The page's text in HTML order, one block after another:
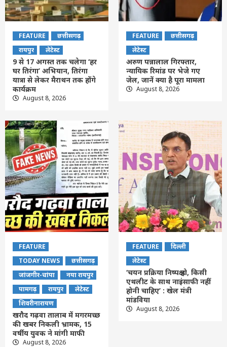
FEATURE
छत्तीसगढ़
रायपुर
लेटेस्ट
9 से 17 अगस्त तक चलेगा ‘हर
घर तिरंगा’ अभियान, तिरंगा
यात्रा से लेकर मैराथन तक होंगे
कार्यक्रम
August 8, 2026
FEATURE
छत्तीसगढ़
लेटेस्ट
अरुण पन्नालाल गिरफ्तार,
न्यायिक रिमांड पर भेजे गए
जेल, जानें क्या है पूरा मामला
August 8, 2026
FEATURE
TODAY NEWS
छत्तीसगढ़
जांजगीर-चांपा
नया रायपुर
पामगढ़
रायपुर
लेटेस्ट
शिवरीनारायण
खरौद गढ़वा तालाब में मगरमच्छ
की खबर निकली भ्रामक, 15
वर्षीय युवक ने मांगी माफी
August 8, 2026
FEATURE
दिल्ली
लेटेस्ट
‘चयन प्रक्रिया निष्पक्ष हो, किसी
एथलीट के साथ नाइंसाफी नहीं
होनी चाहिए’ : खेल मंत्री
मांडविया
August 8, 2026